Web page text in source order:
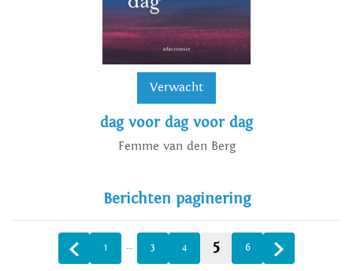
Verwacht
dag voor dag voor dag
Femme van den Berg
Berichten paginering
1 … 3 4 5 6